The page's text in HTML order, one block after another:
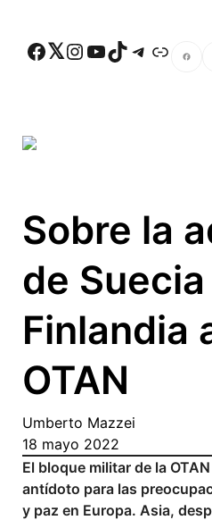
Facebook Twitter Instagram YouTube TikTok Telegram Enlace
Sobre la
de
Finlandia
OTAN
Umberto Mazzei
18 mayo 2022
El bloque militar de la
antídoto para las
y paz en Europa. Asia,